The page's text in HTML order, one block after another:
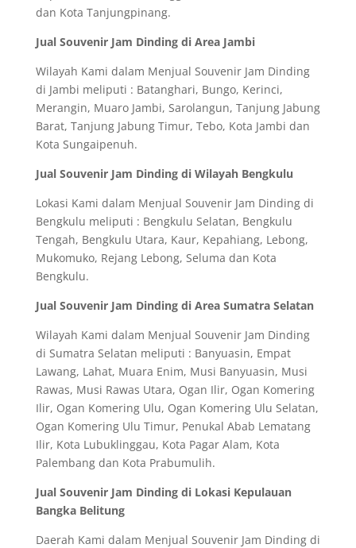
dan Kota Tanjungpinang.
Jual Souvenir Jam Dinding di Area Jambi
Wilayah Kami dalam Menjual Souvenir Jam Dinding
di Jambi meliputi : Batanghari, Bungo, Kerinci,
Merangin, Muaro Jambi, Sarolangun, Tanjung Jabung
Barat, Tanjung Jabung Timur, Tebo, Kota Jambi dan
Kota Sungaipenuh.
Jual Souvenir Jam Dinding di Wilayah Bengkulu
Lokasi Kami dalam Menjual Souvenir Jam Dinding di
Bengkulu meliputi : Bengkulu Selatan, Bengkulu
Tengah, Bengkulu Utara, Kaur, Kepahiang, Lebong,
Mukomuko, Rejang Lebong, Seluma dan Kota
Bengkulu.
Jual Souvenir Jam Dinding di Area Sumatra Selatan
Wilayah Kami dalam Menjual Souvenir Jam Dinding
di Sumatra Selatan meliputi : Banyuasin, Empat
Lawang, Lahat, Muara Enim, Musi Banyuasin, Musi
Rawas, Musi Rawas Utara, Ogan Ilir, Ogan Komering
Ilir, Ogan Komering Ulu, Ogan Komering Ulu Selatan,
Ogan Komering Ulu Timur, Penukal Abab Lematang
Ilir, Kota Lubuklinggau, Kota Pagar Alam, Kota
Palembang dan Kota Prabumulih.
Jual Souvenir Jam Dinding di Lokasi Kepulauan
Bangka Belitung
Daerah Kami dalam Menjual Souvenir Jam Dinding di